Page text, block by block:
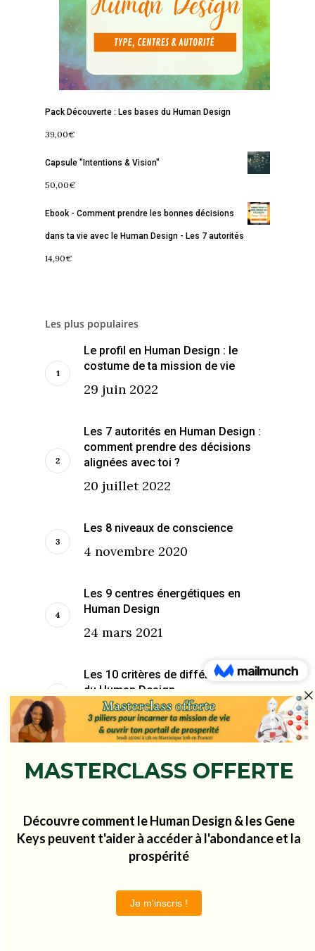
Pack Découverte : Les bases du Human Design
39,00€
Capsule "Intentions & Vision"
50,00€
Ebook - Comment prendre les bonnes décisions
dans ta vie avec le Human Design - Les 7 autorités
14,90€
Les plus populaires
Le profil en Human Design : le
costume de ta mission de vie
29 juin 2022
Les 7 autorités en Human Design :
comment prendre des décisions
alignées avec toi ?
20 juillet 2022
Les 8 niveaux de conscience
4 novembre 2020
Les 9 centres énergétiques en
Human Design
24 mars 2021
Les 10 critères de différenciation
du Human Design
12 mai 2021